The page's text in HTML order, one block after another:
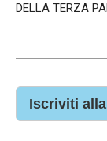
DELLA TERZA
Iscriviti